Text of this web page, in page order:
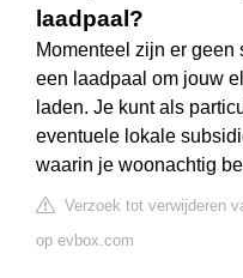
laadpaal?
Momenteel zijn er
een laadpaal om jouw
laden. Je kunt als
eventuele lokale
waarin je woonachtig
Verzoek tot verwijderen
op evbox.com